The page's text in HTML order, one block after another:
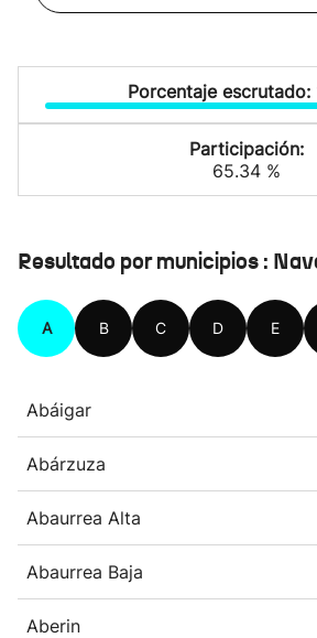
Porcentaje escrutado:
Participación:
65.34 %
Resultado por municipios :
A B C D E
Abáigar
Abárzuza
Abaurrea Alta
Abaurrea Baja
Aberin